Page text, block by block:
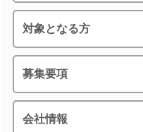
対象となる方
募集要項
会社情報